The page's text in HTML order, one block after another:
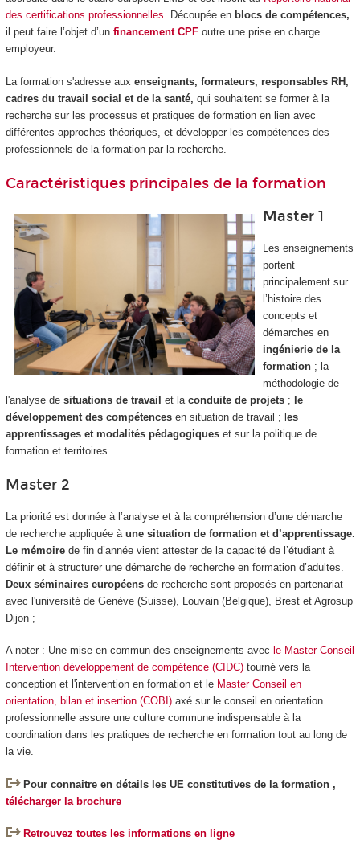
des certifications professionnelles. Découpée en blocs de compétences,
il peut faire l’objet d’unfinancement CPFoutre une prise en charge
employeur.
La formation s'adresse aux enseignants, formateurs, responsables RH,
cadres du travail social et de la santé, qui souhaitent se former à la
recherche sur les processus et pratiques de formation en lien avec
différentes approches théoriques, et développer les compétences des
professionnels de la formation par la recherche.
Caractéristiques principales de la formation
Master 1
Les enseignements
portent
principalement sur
l’histoire des
concepts et
démarches en
ingénierie de la
formation ; la
méthodologie de
l'analyse de situations de travail et la conduite de projets; le
développement des compétencesen situation de travail ; l es
apprentissages et modalités pédagogiqueset sur la politique de
formation et territoires.
Master 2
La priorité est donnée à l’analyse et à la compréhension d’une démarche
de recherche appliquée àune situation de formation et d’apprentissage.
Le mémoire de fin d’année vient attester de la capacité de l’étudiant à
définir et à structurer une démarche de recherche en formation d’adultes.
Deux séminaires européensde recherche sont proposés en partenariat
avec l'université de Genève (Suisse), Louvain (Belgique), Brest et Agrosup
Dijon ;
A noter : Une mise en commun des enseignements avec le Master Conseil
Intervention développement de compétence (CIDC)tourné vers la
conception et l'intervention en formation et le Master Conseil en
orientation, bilan et insertion (COBI)axé sur le conseil en orientation
professionnelle assure une culture commune indispensable à la
coordination dans les pratiques de recherche en formation tout au long de
la vie.
Pour connaitre en détails les UE constitutives de la formation ,
télécharger la brochure
Retrouvez toutes les informations en ligne